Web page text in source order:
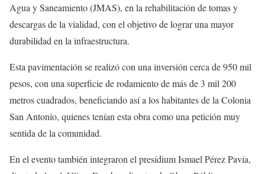
Agua y Saneamiento (JMAS), en la rehabilitación de tomas y
descargas de la vialidad, con el objetivo de lograr una mayor
durabilidad en la infraestructura.
Esta pavimentación se realizó con una inversión cerca de 950 mil
pesos, con una superficie de rodamiento de más de 3 mil 200
metros cuadrados, beneficiando así a los habitantes de la Colonia
San Antonio, quienes tenían esta obra como una petición muy
sentida de la comunidad.
En el evento también integraron el presídium Ismael Pérez Pavía,